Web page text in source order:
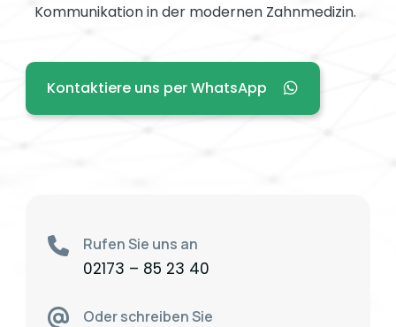
Kommunikation in der modernen Zahnmedizin.
Kontaktiere uns per WhatsApp
Rufen Sie uns an
02173 – 85 23 40
Oder schreiben Sie